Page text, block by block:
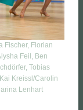
Fischer, Florian
Feil, Ben
Tobias
Kreissl/Carolin
Lenhart